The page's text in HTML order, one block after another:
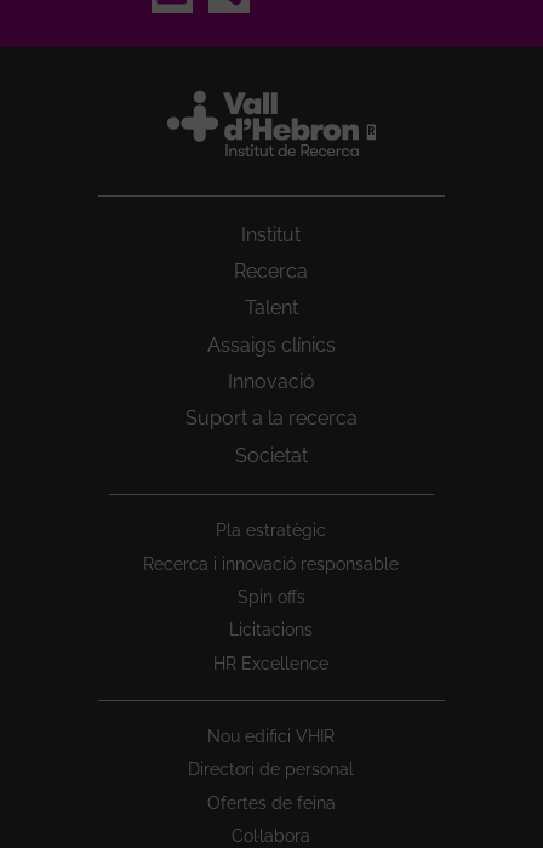
Institut
Recerca
Talent
Assaigs clínics
Innovació
Suport a la recerca
Societat
Pla estratègic
Recerca i innovació responsable
Spin offs
Licitacions
HR Excellence
Nou edifici VHIR
Directori de personal
Ofertes de feina
Col·labora